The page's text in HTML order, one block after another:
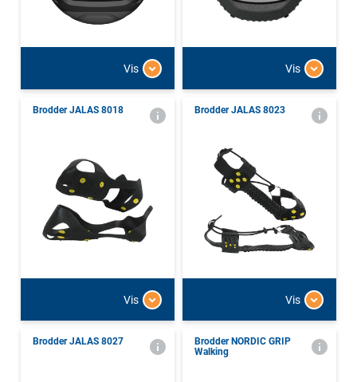
Vis Vis
Brodder JALAS 8018
Vis
Brodder JALAS 8023
Vis
Brodder JALAS 8027
Brodder NORDIC GRIP
Walking